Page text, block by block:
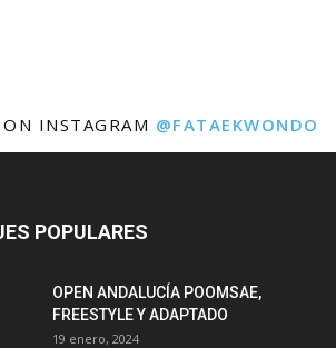
INSTAGRAM @FATAEKWONDO
POPULARES
OPEN ANDALUCÍA POOMSAE,
FREESTYLE Y ADAPTADO
19 enero, 2024